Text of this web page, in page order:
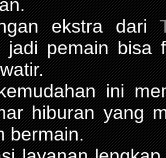
ekstra dari
jadi pemain bisa
ini
hiburan yang
bermain.